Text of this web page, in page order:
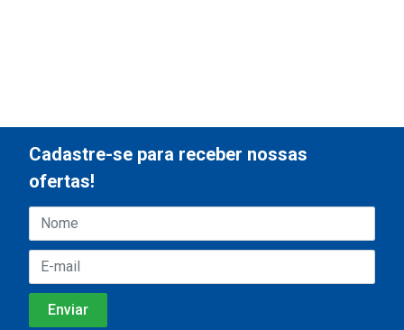
Cadastre-se para receber nossas
ofertas!